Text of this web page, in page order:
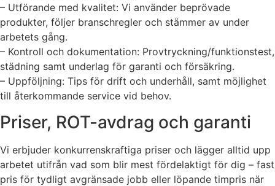
– Utförande med kvalitet: Vi använder beprövade
produkter, följer branschregler och stämmer av under
arbetets gång.
– Kontroll och dokumentation: Provtryckning/funktionstest,
städning samt underlag för garanti och försäkring.
– Uppföljning: Tips för drift och underhåll, samt möjlighet
till återkommande service vid behov.
Priser, ROT-avdrag och garanti
Vi erbjuder konkurrenskraftiga priser och lägger alltid upp
arbetet utifrån vad som blir mest fördelaktigt för dig – fast
pris för tydligt avgränsade jobb eller löpande timpris när